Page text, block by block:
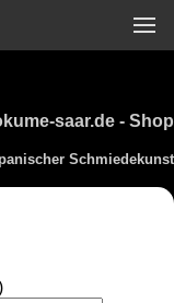
saar.de - Shop
Schmiedekunst